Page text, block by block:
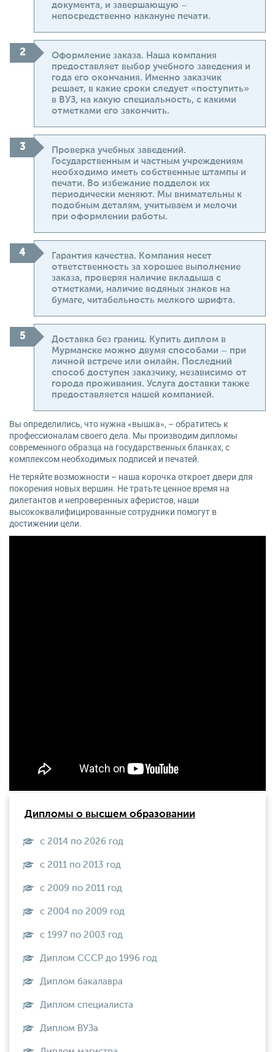
документа, и завершающую –
непосредственно накануне печати.
Оформление заказа. Наша компания
предоставляет выбор учебного заведения и
года его окончания. Именно заказчик
решает, в какие сроки следует «поступить»
в ВУЗ, на какую специальность, с какими
отметками его закончить.
Проверка учебных заведений.
Государственным и частным учреждениям
необходимо иметь собственные штампы и
печати. Во избежание подделок их
периодически меняют. Мы внимательны к
подобным деталям, учитываем и мелочи
при оформлении работы.
Гарантия качества. Компания несет
ответственность за хорошее выполнение
заказа, проверяя наличие вкладыша с
отметками, наличие водяных знаков на
бумаге, читабельность мелкого шрифта.
Доставка без границ. Купить диплом в
Мурманске можно двумя способами – при
личной встрече или онлайн. Последний
способ доступен заказчику, независимо от
города проживания. Услуга доставки также
предоставляется нашей компанией.
Вы определились, что нужна «вышка», – обратитесь к
профессионалам своего дела. Мы производим дипломы
современного образца на государственных бланках, с
комплексом необходимых подписей и печатей.
Не теряйте возможности – наша корочка откроет двери для
покорения новых вершин. Не тратьте ценное время на
дилетантов и непроверенных аферистов, наши
высококвалифицированные сотрудники помогут в
достижении цели.
Дипломы о высшем образовании
с 2014 по 2026 год
с 2011 по 2013 год
с 2009 по 2011 год
с 2004 по 2009 год
с 1997 по 2003 год
Диплом СССР до 1996 год
Диплом бакалавра
Диплом специалиста
Диплом ВУЗа